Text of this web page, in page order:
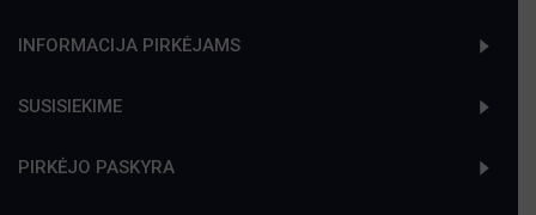
INFORMACIJA PIRKĖJAMS
SUSISIEKIME
PIRKĖJO PASKYRA